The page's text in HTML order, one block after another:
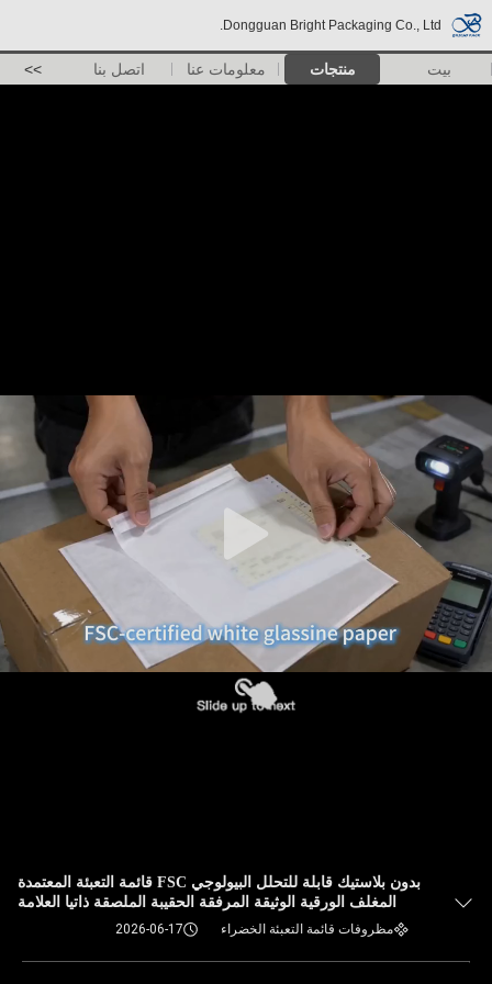
Dongguan Bright Packaging Co., Ltd.
بيت منتجات معلومات عنا اتصل بنا >>
بدون بلاستيك قابلة للتحلل البيولوجي FSC قائمة التعبئة المعتمدة
المغلف الورقية الوثيقة المرفقة الحقيبة الملصقة ذاتيا العلامة
الشحن المحفظة
مظروفات قائمة التعبئة الخضراء 2026-06-17